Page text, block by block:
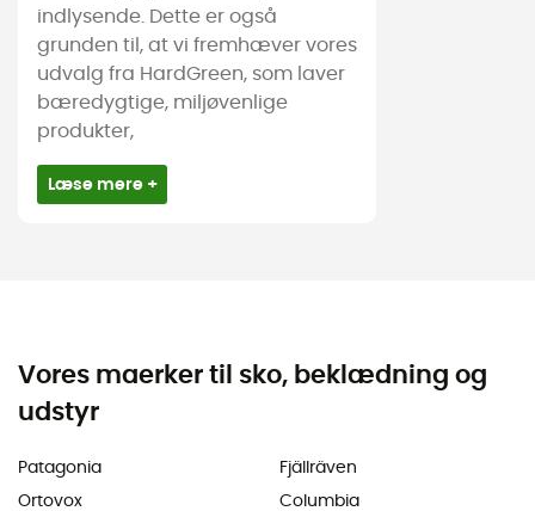
indlysende. Dette er også
grunden til, at vi fremhæver vores
udvalg fra HardGreen, som laver
bæredygtige, miljøvenlige
produkter,
Læse mere +
Vores maerker til sko, beklædning og
udstyr
Patagonia
Ortovox
Fjällräven
Columbia